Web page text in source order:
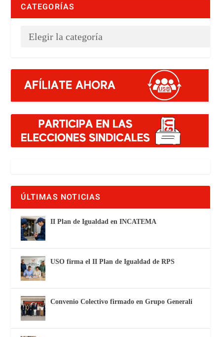
CATEGORÍAS
ÚLTIMAS NOTICIAS
II Plan de Igualdad en INCATEMA
USO firma el II Plan de Igualdad de RPS
Convenio Colectivo firmado en Grupo Generali